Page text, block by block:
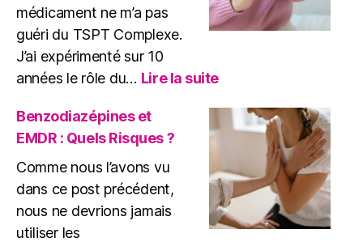
médicament ne m’a pas
guéri du TSPT Complexe.
J’ai expérimenté sur 10
années le rôle du… Lire la suite:
du
médicament
traitement
du
TSPT
Benzodiazépines et
EMDR : Quels Risques ?
Comme nous l’avons vu
dans ce post précédent,
nous ne devrions jamais
utiliser les